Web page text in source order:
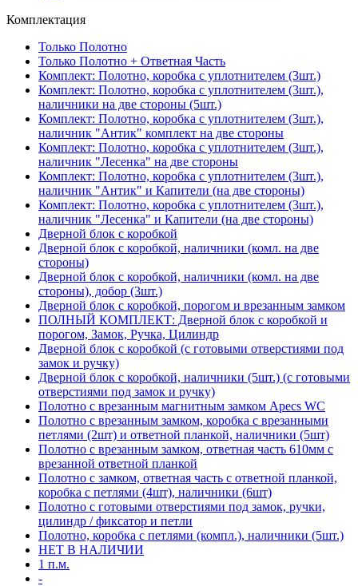
Комплектация
Только Полотно
Только Полотно + Ответная Часть
Комплект: Полотно, коробка с уплотнителем (3шт.)
Комплект: Полотно, коробка с уплотнителем (3шт.),
наличники на две стороны (5шт.)
Комплект: Полотно, коробка с уплотнителем (3шт.),
наличник "Антик" комплект на две стороны
Комплект: Полотно, коробка с уплотнителем (3шт.),
наличник "Лесенка" на две стороны
Комплект: Полотно, коробка с уплотнителем (3шт.),
наличник "Антик" и Капители (на две стороны)
Комплект: Полотно, коробка с уплотнителем (3шт.),
наличник "Лесенка" и Капители (на две стороны)
Дверной блок с коробкой
Дверной блок с коробкой, наличники (комл. на две
стороны)
Дверной блок с коробкой, наличники (комл. на две
стороны), добор (3шт.)
Дверной блок с коробкой, порогом и врезанным замком
ПОЛНЫЙ КОМПЛЕКТ: Дверной блок с коробкой и
порогом, Замок, Ручка, Цилиндр
Дверной блок с коробкой (с готовыми отверстиями под
замок и ручку)
Дверной блок с коробкой, наличники (5шт.) (с готовыми
отверстиями под замок и ручку)
Полотно с врезанным магнитным замком Apecs WC
Полотно с врезанным замком, коробка с врезанными
петлями (2шт) и ответной планкой, наличники (5шт)
Полотно с врезанным замком, ответная часть 610мм с
врезанной ответной планкой
Полотно с замком, ответная часть с ответной планкой,
коробка с петлями (4шт), наличники (6шт)
Полотно с готовыми отверстиями под замок, ручки,
цилиндр / фиксатор и петли
Полотно, коробка с петлями (компл.), наличники (5шт.)
НЕТ В НАЛИЧИИ
1 п.м.
-